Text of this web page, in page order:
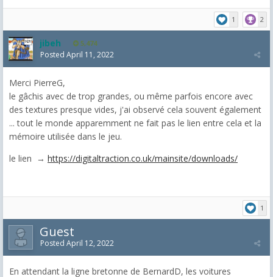
1 2
jibeh 5,474
Posted April 11, 2022
Merci PierreG,
le gâchis avec de trop grandes, ou même parfois encore avec
des textures presque vides, j'ai observé cela souvent également
... tout le monde apparemment ne fait pas le lien entre cela et la
mémoire utilisée dans le jeu.
le lien → https://digitaltraction.co.uk/mainsite/downloads/
1
Guest
Posted April 12, 2022
En attendant la ligne bretonne de BernardD, les voitures